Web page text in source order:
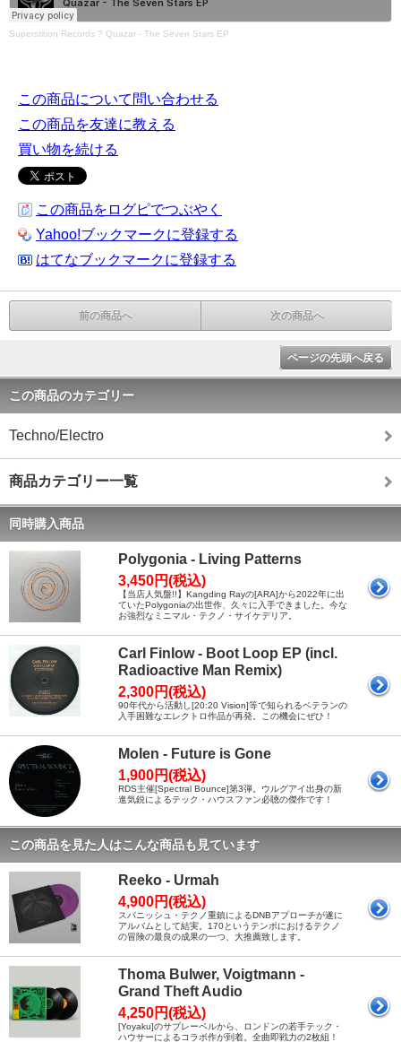
Superstition Records ? Quazar - The Seven Stars EP
この商品について問い合わせる
この商品を友達に教える
買い物を続ける
この商品をログピでつぶやく
Yahoo!ブックマークに登録する
はてなブックマークに登録する
前の商品へ 次の商品へ
ページの先頭へ戻る
この商品のカテゴリー
Techno/Electro
商品カテゴリー一覧
同時購入商品
Polygonia - Living Patterns
3,450円(税込)
【当店人気盤!!】Kangding Rayの[ARA]から2022年に出
ていたPolygoniaの出世作、久々に入手できました。今な
お強烈なミニマル・テクノ・サイケデリア。
Carl Finlow - Boot Loop EP (incl.
Radioactive Man Remix)
2,300円(税込)
90年代から活動し[20:20 Vision]等で知られるベテランの
入手困難なエレクトロ作品が再発。この機会にぜひ！
Molen - Future is Gone
1,900円(税込)
RDS主催[Spectral Bounce]第3弾。ウルグアイ出身の新
進気鋭によるテック・ハウスファン必聴の傑作です！
この商品を見た人はこんな商品も見ています
Reeko - Urmah
4,900円(税込)
スパニッシュ・テクノ重鎮によるDNBアプローチが遂に
アルバムとして結実。170というテンポにおけるテクノ
の冒険の最良の成果の一つ、大推薦致します。
Thoma Bulwer, Voigtmann -
Grand Theft Audio
4,250円(税込)
[Yoyaku]のサブレーベルから、ロンドンの若手テック・
ハウサーによるコラボ作が到着。全曲即戦力の2枚組！